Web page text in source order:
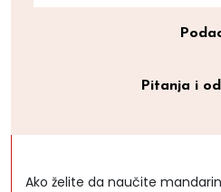
Pitanja i
Ako želite da naučite